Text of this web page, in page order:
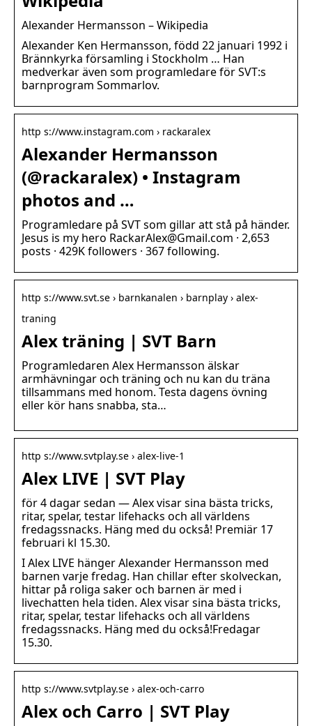
Alexander Hermansson – Wikipedia
Alexander Ken Hermansson, född 22 januari 1992 i
Brännkyrka församling i Stockholm … Han
medverkar även som programledare för SVT:s
barnprogram Sommarlov.
http s://www.instagram.com › rackaralex
Alexander Hermansson
(@rackaralex) • Instagram
photos and …
Programledare på SVT som gillar att stå på händer.
Jesus is my hero RackarAlex@Gmail.com · 2,653
posts · 429K followers · 367 following.
http s://www.svt.se › barnkanalen › barnplay › alex-
traning
Alex träning | SVT Barn
Programledaren Alex Hermansson älskar
armhävningar och träning och nu kan du träna
tillsammans med honom. Testa dagens övning
eller kör hans snabba, sta…
http s://www.svtplay.se › alex-live-1
Alex LIVE | SVT Play
för 4 dagar sedan — Alex visar sina bästa tricks,
ritar, spelar, testar lifehacks och all världens
fredagssnacks. Häng med du också! Premiär 17
februari kl 15.30.
I Alex LIVE hänger Alexander Hermansson med
barnen varje fredag. Han chillar efter skolveckan,
hittar på roliga saker och barnen är med i
livechatten hela tiden. Alex visar sina bästa tricks,
ritar, spelar, testar lifehacks och all världens
fredagssnacks. Häng med du också!Fredagar
15.30.
http s://www.svtplay.se › alex-och-carro
Alex och Carro | SVT Play